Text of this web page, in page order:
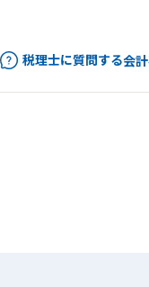
税理士に質問する会